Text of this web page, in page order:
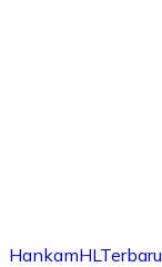
HankamHL Terbaru